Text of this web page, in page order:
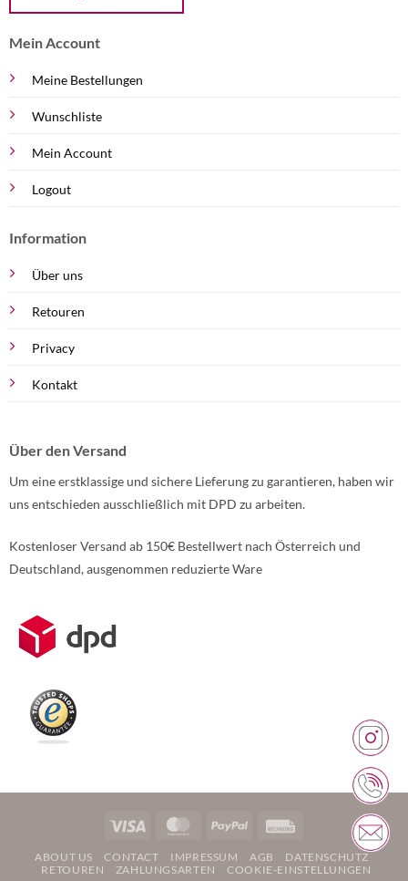
Mein Account
Meine Bestellungen
Wunschliste
Mein Account
Logout
Information
Über uns
Retouren
Privacy
Kontakt
Über den Versand
Um eine erstklassige und sichere Lieferung zu garantieren, haben wir
uns entschieden ausschließlich mit DPD zu arbeiten.
Kostenloser Versand ab 150€ Bestellwert nach Österreich und
Deutschland, ausgenommen reduzierte Ware
Weitere Informationen über den gesperrten Inhalt.
Visa MasterCardPayPal
ABOUT US CONTACT IMPRESSUM AGB
DATENSCHUTZ
RETOUREN
ZAHLUNGSARTEN COOKIE-EINSTELLUNGEN